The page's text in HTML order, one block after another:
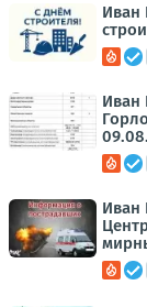
Иван
Иван
Иван